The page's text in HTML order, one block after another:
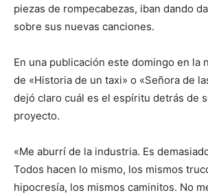
piezas de rompecabezas, iban dando
sobre sus nuevas canciones.
En una publicación este domingo en la
de «Historia de un taxi» o «Señora de
dejó claro cuál es el espíritu detrás de
proyecto.
«Me aburrí de la industria. Es
Todos hacen lo mismo, los mismos
hipocresía, los mismos caminitos. No